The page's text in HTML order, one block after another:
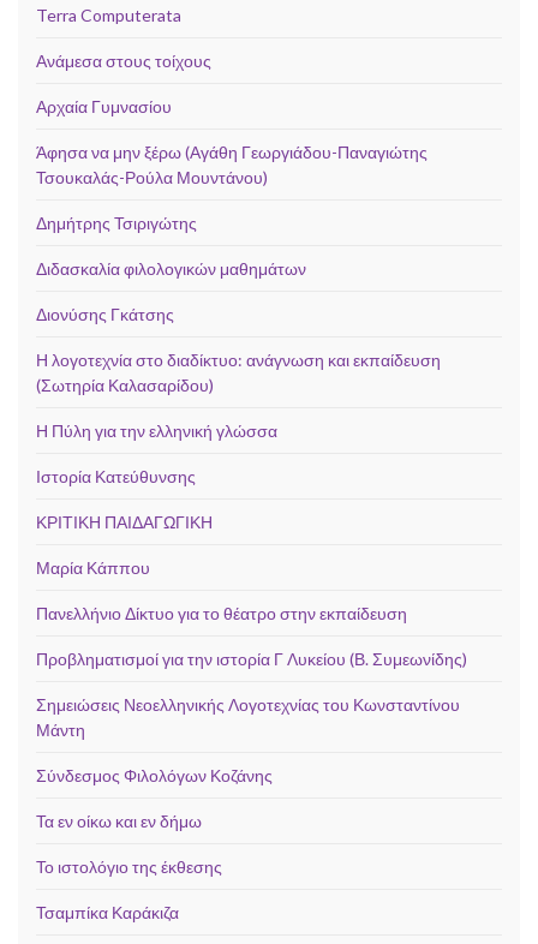
Terra Computerata
Ανάμεσα στους τοίχους
Αρχαία Γυμνασίου
Άφησα να μην ξέρω (Αγάθη Γεωργιάδου-Παναγιώτης
Τσουκαλάς-Ρούλα Μουντάνου)
Δημήτρης Τσιριγώτης
Διδασκαλία φιλολογικών μαθημάτων
Διονύσης Γκάτσης
Η λογοτεχνία στο διαδίκτυο: ανάγνωση και εκπαίδευση
(Σωτηρία Καλασαρίδου)
Η Πύλη για την ελληνική γλώσσα
Ιστορία Κατεύθυνσης
ΚΡΙΤΙΚΗ ΠΑΙΔΑΓΩΓΙΚΗ
Μαρία Κάππου
Πανελλήνιο Δίκτυο για το θέατρο στην εκπαίδευση
Προβληματισμοί για την ιστορία Γ Λυκείου (Β. Συμεωνίδης)
Σημειώσεις Νεοελληνικής Λογοτεχνίας του Κωνσταντίνου
Μάντη
Σύνδεσμος Φιλολόγων Κοζάνης
Τα εν οίκω και εν δήμω
Το ιστολόγιο της έκθεσης
Τσαμπίκα Καράκιζα